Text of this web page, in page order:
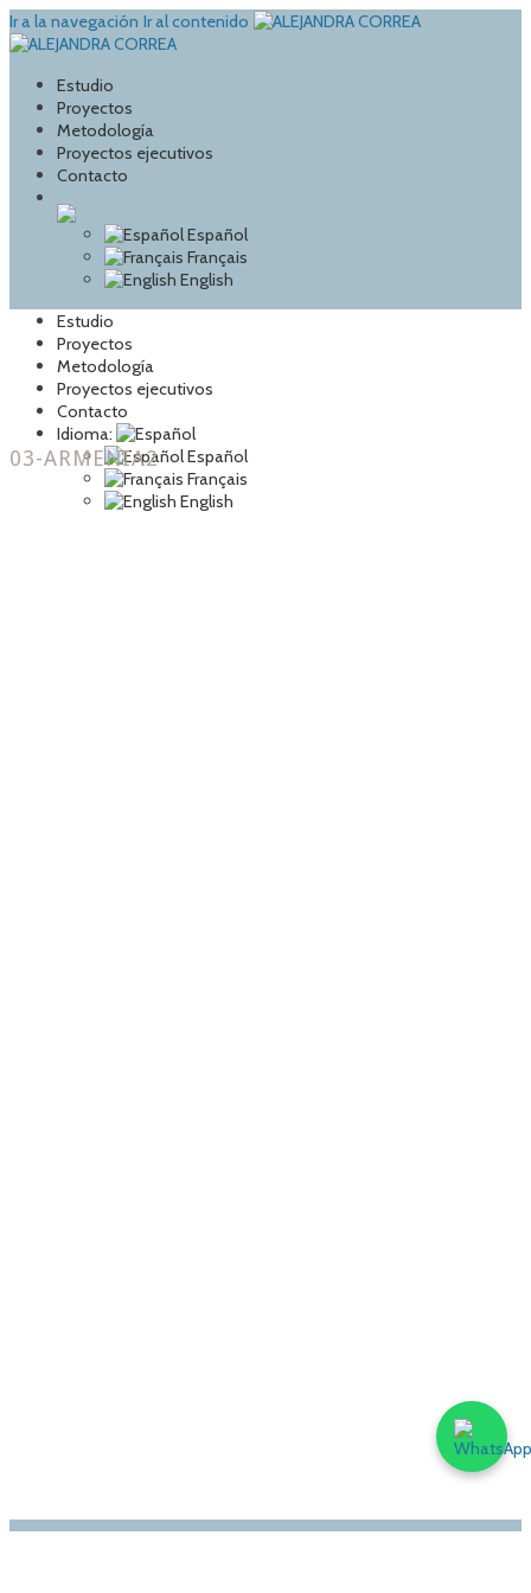
Ir a la navegación Ir al contenido
Estudio
Proyectos
Metodología
Proyectos ejecutivos
Contacto
Español
Français
English
Estudio
Proyectos
Metodología
Proyectos ejecutivos
Contacto
Idioma:
Español
Français
English
03-ARMENIA2